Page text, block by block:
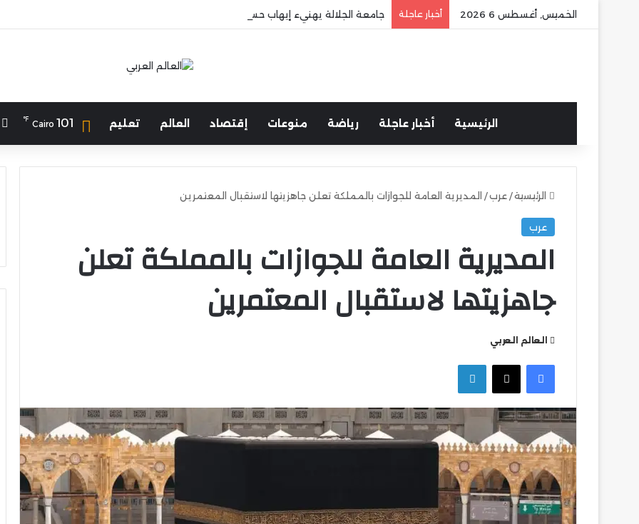
الخميس, أغسطس 6 2026 أخبار عاجلة جامعة الجلالة يهنيء إيهاب حسانين لتعيينه أمينًا عامًا لمجلس الجامعات الخاصة
الرئيسية أخبار عاجلة رياضة منوعات إقتصاد العالم تعليم Cairo 101
℉
الرئيسية/ عرب/ المديرية العامة للجوازات بالمملكة تعلن جاهزيتها لاستقبال المعتمرين
عرب
المديرية العامة للجوازات بالمملكة تعلن
جاهزيتها لاستقبال المعتمرين
العالم العربي
فيسبوك
‫X لينكدإن
للتصدي
للكيانات
الوهمية
مصر
للشطرنج
وزير الشباب والرياضة يهنئ منتخب
مصر للشطرنج